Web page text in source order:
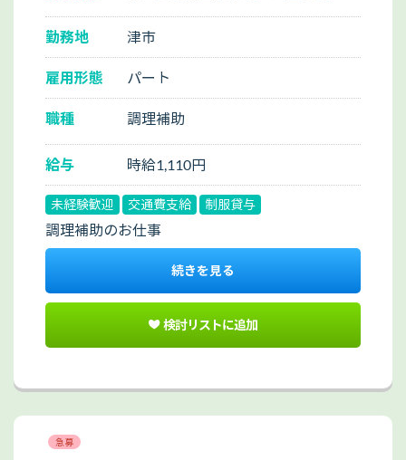
勤務地 津市
雇用形態 パート
職種 調理補助
給与 時給1,110円
未経験歓迎 交通費支給 制服貸与
調理補助のお仕事
続きを見る
検討リストに追加
急募